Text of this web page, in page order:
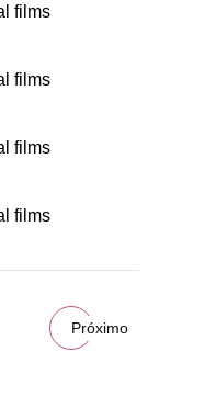
Próximo